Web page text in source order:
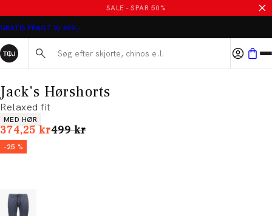
SALE - SPAR 50%
GRATIS FRAGT V/ 499,-
Søg her...
Jack's Hørshorts
Relaxed fit
Produkt egenskaber
MED HØR
374,25 krI alt (uden rabat)
499 kr
-25 %